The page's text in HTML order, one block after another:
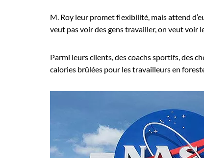
M. Roy leur promet flexibilité, mais attend
veut pas voir des gens travailler, on veut voir
Parmi leurs clients, des coachs sportifs, des
calories brûlées pour les travailleurs en